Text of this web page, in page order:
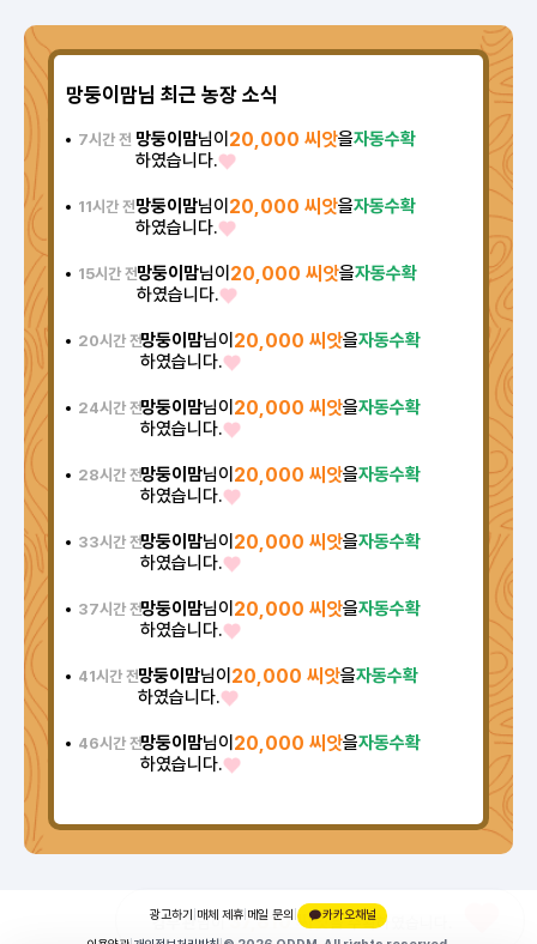
망둥이맘님 최근 농장 소식
7시간 전 망둥이맘님이 20,000 씨앗을자동수확
하였습니다.
11시간 전망둥이맘님이 20,000 씨앗을자동수확
하였습니다.
15시간 전망둥이맘님이 20,000 씨앗을자동수확
하였습니다.
20시간 전망둥이맘님이 20,000 씨앗을자동수확
하였습니다.
24시간 전망둥이맘님이 20,000 씨앗을자동수확
하였습니다.
28시간 전망둥이맘님이 20,000 씨앗을자동수확
하였습니다.
33시간 전망둥이맘님이 20,000 씨앗을자동수확
하였습니다.
37시간 전망둥이맘님이 20,000 씨앗을자동수확
하였습니다.
41시간 전망둥이맘님이 20,000 씨앗을자동수확
하였습니다.
46시간 전망둥이맘님이 20,000 씨앗을자동수확
하였습니다.
김무관 37,810 씨앗
광고하기 매체 제휴 메일 문의 |
카카오채널